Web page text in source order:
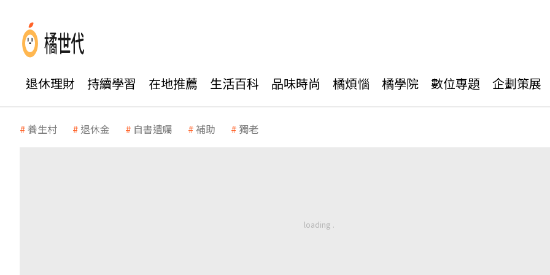
退休理財 持續學習 在地推薦 生活百科 品味時尚 橘煩惱 橘學院 數位專題 企劃策展
養生村 退休金 自書遺囑 補助 獨老